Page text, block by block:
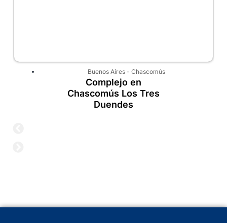
Buenos Aires- Chascomús
Complejo en
Chascomús Los Tres
Duendes